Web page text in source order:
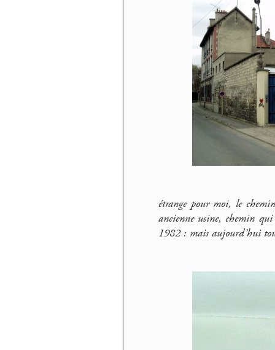
étrange pour moi, le
ancienne usine, chemin qui
1982 : mais aujourd’hui